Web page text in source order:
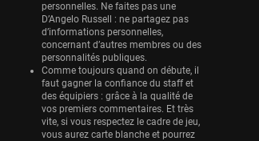
personnelles. Ne faites pas une
D’Angelo Russell : ne partagez pas
d’informations personnelles,
concernant d’autres membres ou des
personnalités publiques.
Comme toujours quand on débute, il
faut gagner la confiance du staff et
des équipiers : grâce à la qualité de
vos premiers commentaires. Et très
vite, si vous respectez le cadre de jeu,
vous aurez carte blanche et pourrez